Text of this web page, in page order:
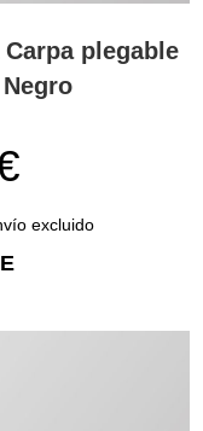
plegable
excluido